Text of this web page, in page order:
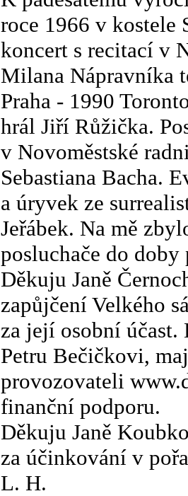
roce 1966 v kostele
koncert s recitací v
Milana Nápravníka
Praha - 1990
hrál Jiří Růžička.
v Novoměstské
Sebastiana Bacha.
a úryvek ze
Jeřábek. Na mě
posluchače do doby
Děkuju Janě
zapůjčení Velkého
za její osobní účast.
Petru Bečičkovi,
provozovateli
finanční podporu.
Děkuju Janě
za účinkování v
L. H.